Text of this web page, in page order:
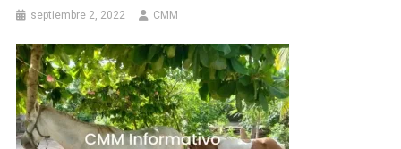
septiembre 2, 2022 CMM